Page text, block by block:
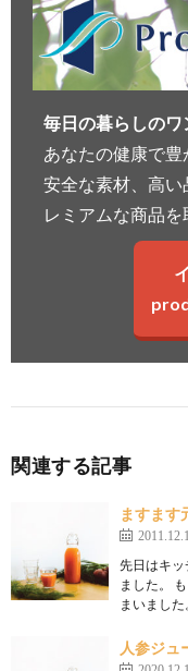
毎日の暮らしの
あなたの健康で
安全な素材、高
レミアムな商品を
関連する記事
ますます
先日はキ
ました。
まいまし
人参ジュ